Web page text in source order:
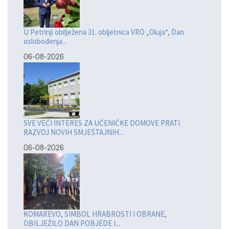
U Petrinji obilježena 31. obljetnica VRO „Oluja“, Dan
oslobođenja...
06-08-2026
SVE VEĆI INTERES ZA UČENIČKE DOMOVE PRATI
RAZVOJ NOVIH SMJEŠTAJNIH...
06-08-2026
KOMAREVO, SIMBOL HRABROSTI I OBRANE,
OBILJEŽILO DAN POBJEDE I...